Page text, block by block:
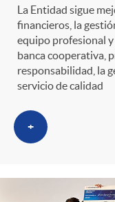
La Entidad sigue
financieros, la
equipo profesional
banca cooperativa,
responsabilidad, la
servicio de calidad
+